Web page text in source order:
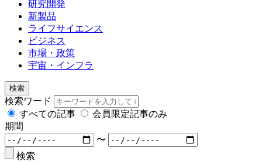
研究開発
新製品
ライフサイエンス
ビジネス
市場・政策
宇宙・インフラ
検索
検索ワード
すべての記事
会員限定記事のみ
期間
〜
検索